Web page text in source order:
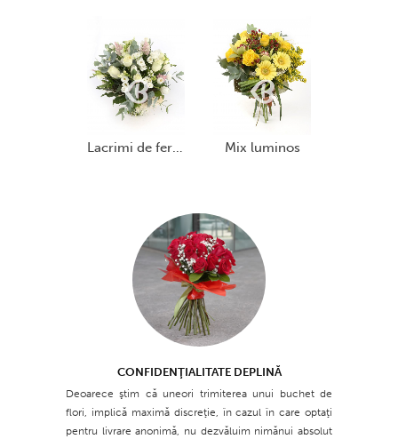
lacrimi de fericire mix luminos
CONFIDENŢIALITATE DEPLINĂ
Deoarece ştim că uneori trimiterea unui buchet de
flori, implică maximă discreţie, în cazul în care optaţi
pentru livrare anonimă, nu dezvăluim nimănui absolut